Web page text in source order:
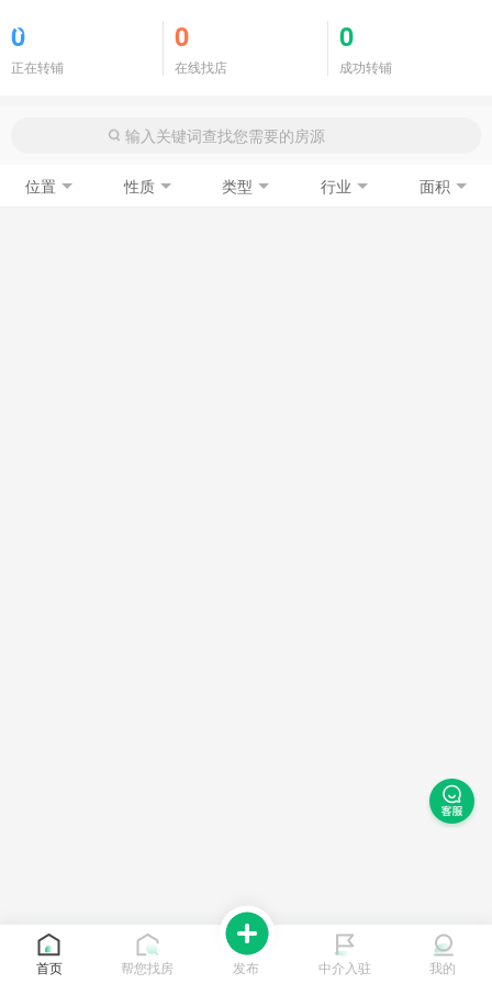
0
正在转铺
0
在线找店
0
成功转铺
位置 性质 类型 行业 面积
首页 帮您找房 发布 中介入驻 我的